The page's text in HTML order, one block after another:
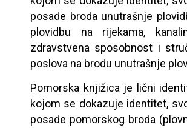
posade broda unutrašnje
plovidbu na rijekama,
zdravstvena sposobnost i
poslova na brodu unutrašnje
Pomorska knjižica je lični
kojom se dokazuje identitet,
posade pomorskog broda